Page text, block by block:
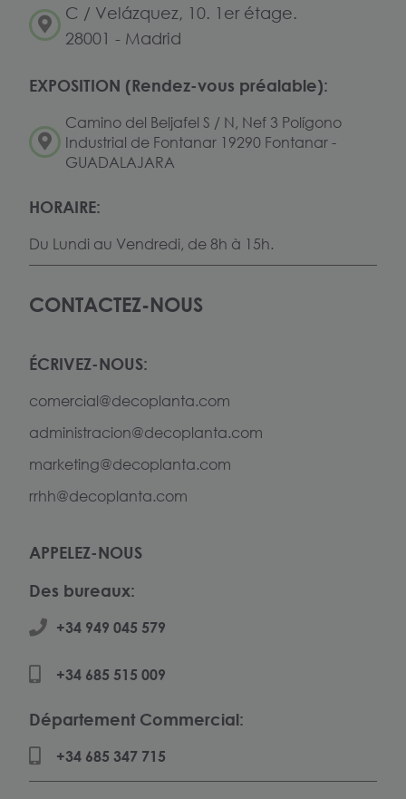
C / Velázquez, 10. 1er étage.
28001 - Madrid
EXPOSITION (Rendez-vous préalable):
Camino del Beljafel S / N, Nef 3 Polígono
Industrial de Fontanar 19290 Fontanar -
GUADALAJARA
HORAIRE:
Du Lundi au Vendredi, de 8h à 15h.
CONTACTEZ-NOUS
ÉCRIVEZ-NOUS:
comercial@decoplanta.com
administracion@decoplanta.com
marketing@decoplanta.com
rrhh@decoplanta.com
APPELEZ-NOUS
Des bureaux:
+34 949 045 579
+34 685 515 009
Département Commercial:
+34 685 347 715